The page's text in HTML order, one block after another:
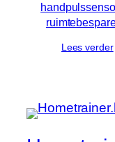
Lees verder